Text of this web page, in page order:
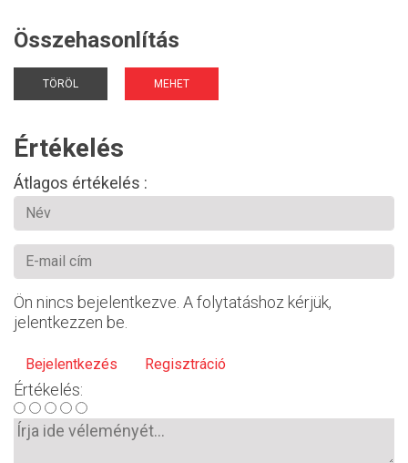
Összehasonlítás
TÖRÖL MEHET
Értékelés
Átlagos értékelés :
Ön nincs bejelentkezve. A folytatáshoz kérjük,
jelentkezzen be.
Bejelentkezés Regisztráció
Értékelés: